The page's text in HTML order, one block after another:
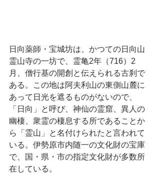
日向薬師・宝城坊は、かつての日向山
霊山寺の一坊で、霊亀2年（716）2
月、僧行基の開創と伝えられる古刹で
ある。この地は阿夫利山の東側山麓に
あって日光を遮るものがないので、
「日向」と呼び、神仙の霊窟、異人の
幽棲、衆霊の棲息する所であることか
ら「霊山」と名付けられたと言われて
いる。伊勢原市内随一の文化財の宝庫
で、国・県・市の指定文化財が多数所
在している。